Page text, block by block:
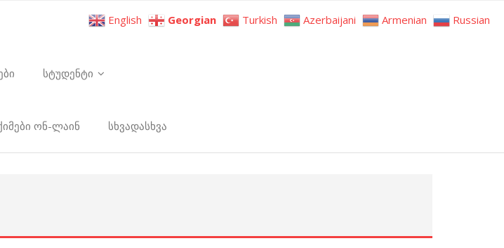
სტუდენტი
ონ-ლაინ სხვადასხვა
English Georgian Turkish Azerbaijani Armenian Russian